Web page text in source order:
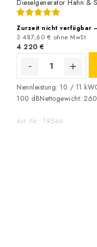
Dieselgenerator Hahn &
Zurzeit nicht verfügbar
3 487,60 € ohne MwSt.
4 220 €
Nennleistung: 10 / 11
100 dBNettogewicht:
Art.-Nr.: 19546